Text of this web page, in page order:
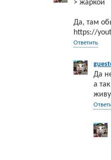
> жаркой
Да, там
https://
Ответить
Да
а